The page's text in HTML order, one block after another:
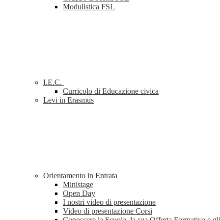
Modulistica FSL
I.E.C.
Curricolo di Educazione civica
Levi in Erasmus
Orientamento in Entrata
Ministage
Open Day
I nostri video di presentazione
Video di presentazione Corsi